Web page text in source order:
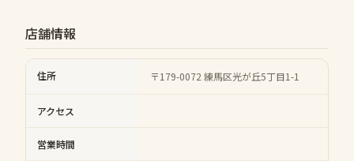
店舗情報
住所 〒179-0072 練馬区光が丘5丁目1-1
アクセス
営業時間